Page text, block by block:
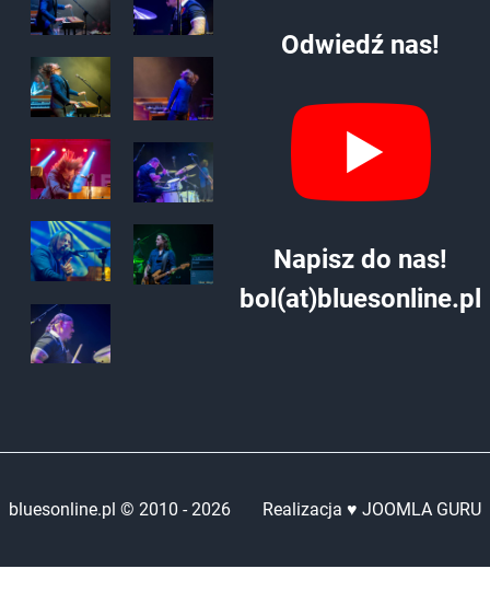
Odwiedź nas!
Napisz do nas!
bol(at)bluesonline.pl
bluesonline.pl © 2010 -2026 Realizacja ♥ JOOMLA GURU